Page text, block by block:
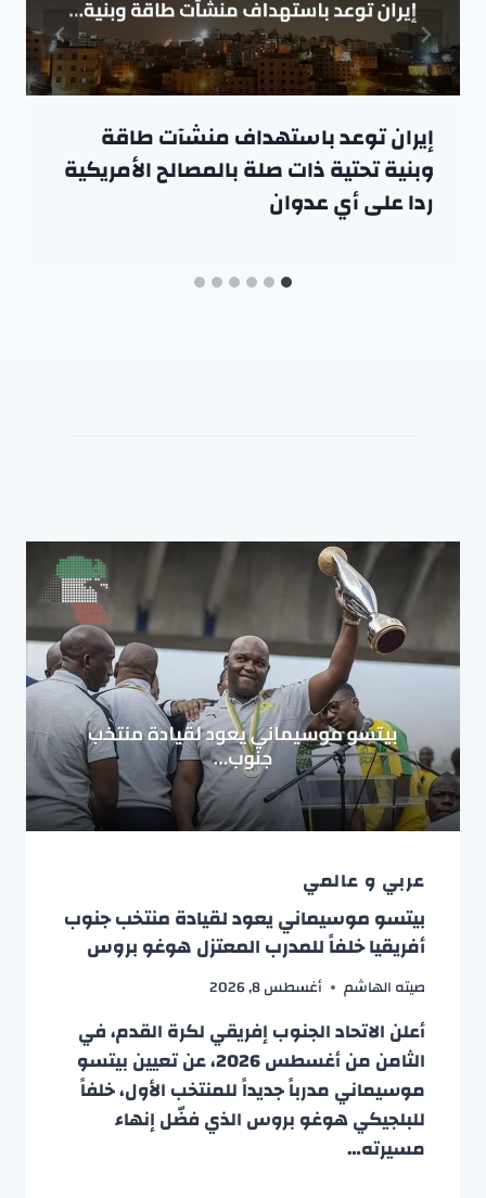
إيران توعد باستهداف منشآت طاقة
وبنية تحتية ذات صلة بالمصالح الأمريكية
ردا على أي عدوان
عربي و عالمي
بيتسو موسيماني يعود لقيادة منتخب جنوب
أفريقيا خلفاً للمدرب المعتزل هوغو بروس
صيته الهاشم أغسطس 8, 2026
أعلن الاتحاد الجنوب إفريقي لكرة القدم، في
الثامن من أغسطس 2026، عن تعيين بيتسو
موسيماني مدرباً جديداً للمنتخب الأول، خلفاً
للبلجيكي هوغو بروس الذي فضّل إنهاء
مسيرته…